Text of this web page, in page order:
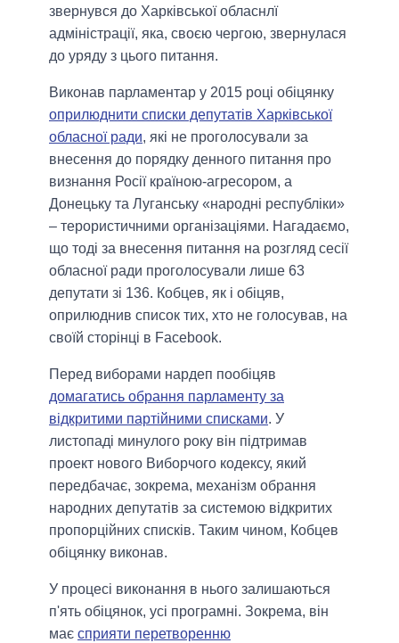
звернувся до Харківської обласнлї
адміністрації, яка, своєю чергою, звернулася
до уряду з цього питання.
Виконав парламентар у 2015 році обіцянку
оприлюднити списки депутатів Харківської
обласної ради, які не проголосували за
внесення до порядку денного питання про
визнання Росії країною-агресором, а
Донецьку та Луганську «народні республіки»
– терористичними організаціями. Нагадаємо,
що тоді за внесення питання на розгляд сесії
обласної ради проголосували лише 63
депутати зі 136. Кобцев, як і обіцяв,
оприлюднив список тих, хто не голосував, на
своїй сторінці в Facebook.
Перед виборами нардеп пообіцяв
домагатись обрання парламенту за
відкритими партійними списками. У
листопаді минулого року він підтримав
проект нового Виборчого кодексу, який
передбачає, зокрема, механізм обрання
народних депутатів за системою відкритих
пропорційних списків. Таким чином, Кобцев
обіцянку виконав.
У процесі виконання в нього залишаються
п'ять обіцянок, усі програмні. Зокрема, він
має сприяти перетворенню